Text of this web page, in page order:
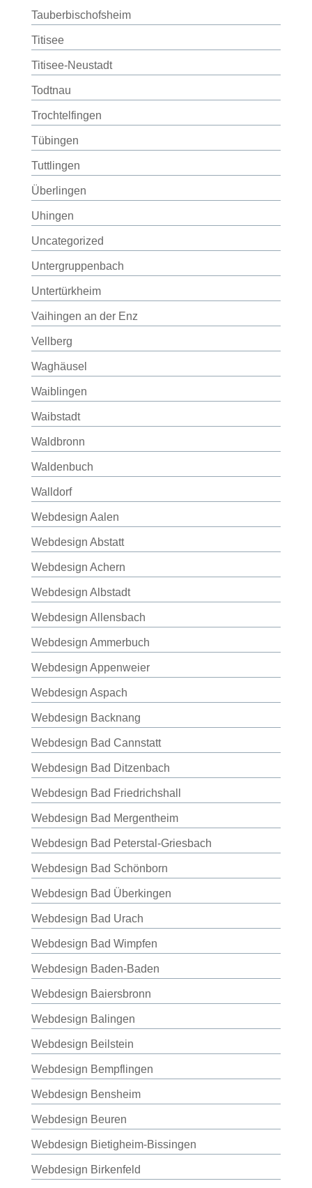
Tauberbischofsheim
Titisee
Titisee-Neustadt
Todtnau
Trochtelfingen
Tübingen
Tuttlingen
Überlingen
Uhingen
Uncategorized
Untergruppenbach
Untertürkheim
Vaihingen an der Enz
Vellberg
Waghäusel
Waiblingen
Waibstadt
Waldbronn
Waldenbuch
Walldorf
Webdesign Aalen
Webdesign Abstatt
Webdesign Achern
Webdesign Albstadt
Webdesign Allensbach
Webdesign Ammerbuch
Webdesign Appenweier
Webdesign Aspach
Webdesign Backnang
Webdesign Bad Cannstatt
Webdesign Bad Ditzenbach
Webdesign Bad Friedrichshall
Webdesign Bad Mergentheim
Webdesign Bad Peterstal-Griesbach
Webdesign Bad Schönborn
Webdesign Bad Überkingen
Webdesign Bad Urach
Webdesign Bad Wimpfen
Webdesign Baden-Baden
Webdesign Baiersbronn
Webdesign Balingen
Webdesign Beilstein
Webdesign Bempflingen
Webdesign Bensheim
Webdesign Beuren
Webdesign Bietigheim-Bissingen
Webdesign Birkenfeld